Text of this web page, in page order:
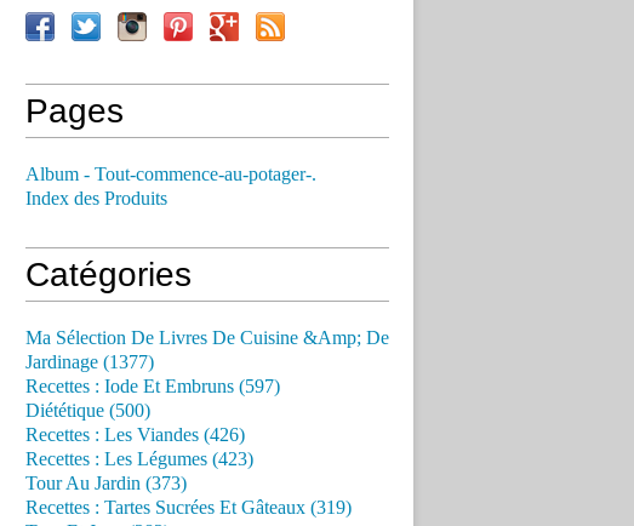
Pages
Album - Tout-commence-au-potager-.
Index des Produits
Catégories
Ma Sélection De Livres De Cuisine &Amp; De
Jardinage (1377)
Recettes : Iode Et Embruns (597)
Diététique (500)
Recettes : Les Viandes (426)
Recettes : Les Légumes (423)
Tour Au Jardin (373)
Recettes : Tartes Sucrées Et Gâteaux (319)